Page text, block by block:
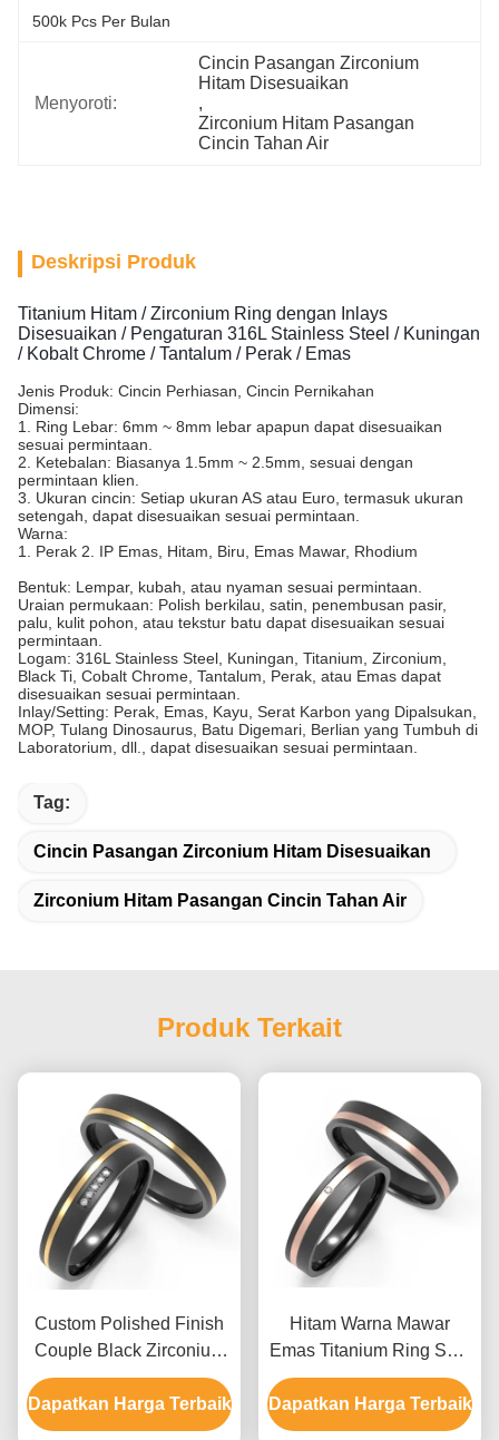
500k Pcs Per Bulan
Menyoroti:
Cincin Pasangan Zirconium
Hitam Disesuaikan
,
Zirconium Hitam Pasangan
Cincin Tahan Air
Deskripsi Produk
Titanium Hitam / Zirconium Ring dengan Inlays
Disesuaikan / Pengaturan 316L Stainless Steel / Kuningan
/ Kobalt Chrome / Tantalum / Perak / Emas
Jenis Produk: Cincin Perhiasan, Cincin Pernikahan
Dimensi:
1. Ring Lebar: 6mm ~ 8mm lebar apapun dapat disesuaikan
sesuai permintaan.
2. Ketebalan: Biasanya 1.5mm ~ 2.5mm, sesuai dengan
permintaan klien.
3. Ukuran cincin: Setiap ukuran AS atau Euro, termasuk ukuran
setengah, dapat disesuaikan sesuai permintaan.
Warna:
1. Perak 2. IP Emas, Hitam, Biru, Emas Mawar, Rhodium
Bentuk: Lempar, kubah, atau nyaman sesuai permintaan.
Uraian permukaan: Polish berkilau, satin, penembusan pasir,
palu, kulit pohon, atau tekstur batu dapat disesuaikan sesuai
permintaan.
Logam: 316L Stainless Steel, Kuningan, Titanium, Zirconium,
Black Ti, Cobalt Chrome, Tantalum, Perak, atau Emas dapat
disesuaikan sesuai permintaan.
Inlay/Setting: Perak, Emas, Kayu, Serat Karbon yang Dipalsukan,
MOP, Tulang Dinosaurus, Batu Digemari, Berlian yang Tumbuh di
Laboratorium, dll., dapat disesuaikan sesuai permintaan.
Tag:
Cincin Pasangan Zirconium Hitam Disesuaikan
Zirconium Hitam Pasangan Cincin Tahan Air
Produk Terkait
Custom Polished Finish
Couple Black Zirconium
Rings dengan IP Gold
dan Cubic Zirconia Two-
Tone Design
Dapatkan Harga Terbaik
Hitam Warna Mawar
Emas Titanium Ring Sets
Fashion Pria Zirconium
Ring
Dapatkan Harga Terbaik